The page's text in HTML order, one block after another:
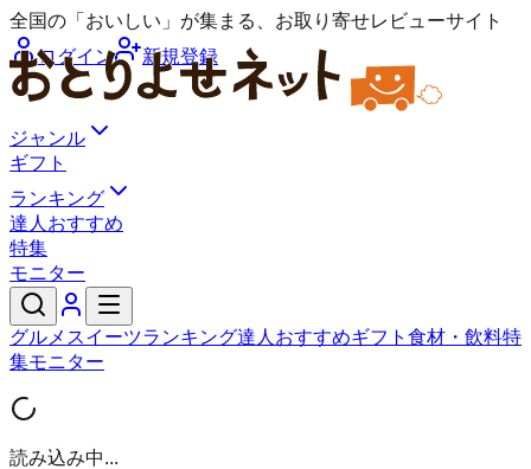
全国の「おいしい」が集まる、お取り寄せレビューサイト
ログイン
新規登録
ジャンル
ギフト
ランキング
達人おすすめ
特集
モニター
グルメ スイーツランキング達人おすすめギフト 食材・飲料特
集モニター
読み込み中...